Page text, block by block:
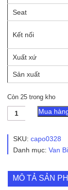
Seat
Kết nối
Xuất xứ
Sản xuất
Còn 25 trong kho
Van
bi
2PC
bích
số
lượng
Mua
SKU: capo0328
Danh mục: Van Bi
MÔ TẢ SẢN